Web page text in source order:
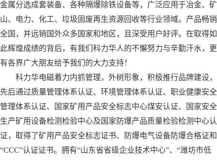
金属分选成套装备、各种隔爆除铁设备等，广泛应用于冶金、矿
山、电力、化工、垃圾固废再生资源回收等行业领域。产品畅销
全国，并远销国外众多国家和地区，且深受用户好评。在取得如
此辉煌成绩的背后，有我们科力华人的不懈努力与辛勤汗水，更
有各界广大朋友给予我们的大力支持！
科力华电磁着力内抓管理，外树形象，积极推行品牌建设，
先后通过质量管理体系认证、环境管理体系认证、职业健康安全
管理体系认证、国家矿用产品安全标志中心煤安认证、国家安全
生产矿用设备检测检验中心及国家防爆产品质量检验检测中心认
证，取得了矿用产品安全标志证书、防爆电气设备防爆合格证和
“CCC”认证证书。拥有“山东省省级企业技术中心”、“潍坊市低